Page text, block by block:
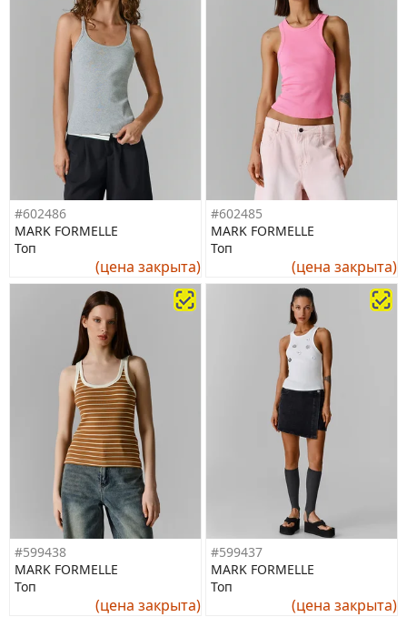
#602486
MARK FORMELLE
Топ
(цена закрыта)
#602485
MARK FORMELLE
Топ
(цена закрыта)
#599438
MARK FORMELLE
Топ
(цена закрыта)
#599437
MARK FORMELLE
Топ
(цена закрыта)